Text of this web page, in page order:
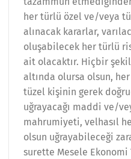
her türlü özel ve/veya
alınacak kararlar,
oluşabilecek her türlü
ait olacaktır. Hiçbir
altında olursa olsun,
tüzel kişinin gerek
uğrayacağı maddi ve/
mahrumiyeti, velhasıl
olsun uğrayabileceği
surette Mesele Ekonomi